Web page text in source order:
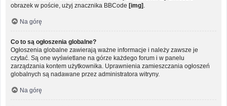
obrazek w poście, użyj znacznika BBCode [img]
Na górę
Co to są ogłoszenia globalne?
Ogłoszenia globalne zawierają ważne informacje i należy zawsze je
czytać. Są one wyświetlane na górze każdego forum i w panelu
zarządzania kontem użytkownika. Uprawnienia zamieszczania ogłoszeń
globalnych są nadawane przez administratora witryny.
Na górę